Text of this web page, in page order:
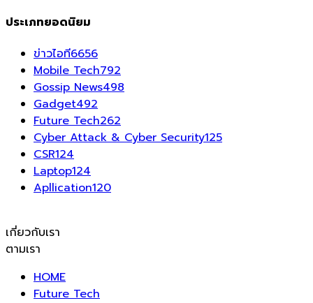
ประเภทยอดนิยม
ข่าวไอที6656
Mobile Tech792
Gossip News498
Gadget492
Future Tech262
Cyber Attack & Cyber Security125
CSR124
Laptop124
Apllication120
เกี่ยวกับเรา
ตามเรา
HOME
Future Tech